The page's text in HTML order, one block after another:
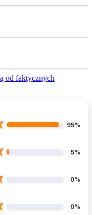
od faktycznych
95%
5%
0%
0%